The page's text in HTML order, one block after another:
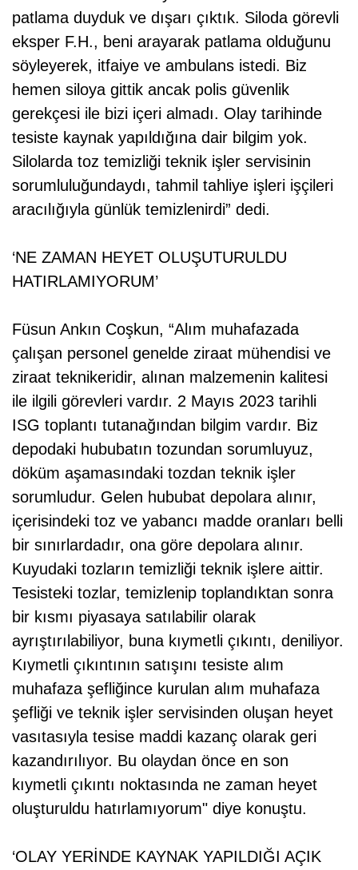
patlama duyduk ve dışarı çıktık. Siloda görevli
eksper F.H., beni arayarak patlama olduğunu
söyleyerek, itfaiye ve ambulans istedi. Biz
hemen siloya gittik ancak polis güvenlik
gerekçesi ile bizi içeri almadı. Olay tarihinde
tesiste kaynak yapıldığına dair bilgim yok.
Silolarda toz temizliği teknik işler servisinin
sorumluluğundaydı, tahmil tahliye işleri işçileri
aracılığıyla günlük temizlenirdi” dedi.
‘NE ZAMAN HEYET OLUŞUTURULDU
HATIRLAMIYORUM’
Füsun Ankın Coşkun, “Alım muhafazada
çalışan personel genelde ziraat mühendisi ve
ziraat teknikeridir, alınan malzemenin kalitesi
ile ilgili görevleri vardır. 2 Mayıs 2023 tarihli
ISG toplantı tutanağından bilgim vardır. Biz
depodaki hububatın tozundan sorumluyuz,
döküm aşamasındaki tozdan teknik işler
sorumludur. Gelen hububat depolara alınır,
içerisindeki toz ve yabancı madde oranları belli
bir sınırlardadır, ona göre depolara alınır.
Kuyudaki tozların temizliği teknik işlere aittir.
Tesisteki tozlar, temizlenip toplandıktan sonra
bir kısmı piyasaya satılabilir olarak
ayrıştırılabiliyor, buna kıymetli çıkıntı, deniliyor.
Kıymetli çıkıntının satışını tesiste alım
muhafaza şefliğince kurulan alım muhafaza
şefliği ve teknik işler servisinden oluşan heyet
vasıtasıyla tesise maddi kazanç olarak geri
kazandırılıyor. Bu olaydan önce en son
kıymetli çıkıntı noktasında ne zaman heyet
oluşturuldu hatırlamıyorum" diye konuştu.
‘OLAY YERİNDE KAYNAK YAPILDIĞI AÇIK